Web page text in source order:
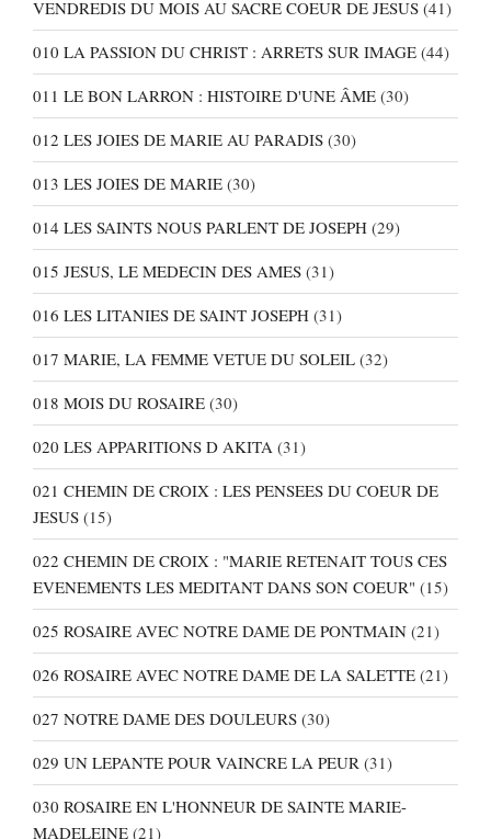
VENDREDIS DU MOIS AU SACRE COEUR DE JESUS (41)
010 LA PASSION DU CHRIST : ARRETS SUR IMAGE (44)
011 LE BON LARRON : HISTOIRE D'UNE ÂME (30)
012 LES JOIES DE MARIE AU PARADIS (30)
013 LES JOIES DE MARIE (30)
014 LES SAINTS NOUS PARLENT DE JOSEPH (29)
015 JESUS, LE MEDECIN DES AMES (31)
016 LES LITANIES DE SAINT JOSEPH (31)
017 MARIE, LA FEMME VETUE DU SOLEIL (32)
018 MOIS DU ROSAIRE (30)
020 LES APPARITIONS D AKITA (31)
021 CHEMIN DE CROIX : LES PENSEES DU COEUR DE
JESUS (15)
022 CHEMIN DE CROIX : "MARIE RETENAIT TOUS CES
EVENEMENTS LES MEDITANT DANS SON COEUR" (15)
025 ROSAIRE AVEC NOTRE DAME DE PONTMAIN (21)
026 ROSAIRE AVEC NOTRE DAME DE LA SALETTE (21)
027 NOTRE DAME DES DOULEURS (30)
029 UN LEPANTE POUR VAINCRE LA PEUR (31)
030 ROSAIRE EN L'HONNEUR DE SAINTE MARIE-
MADELEINE (21)